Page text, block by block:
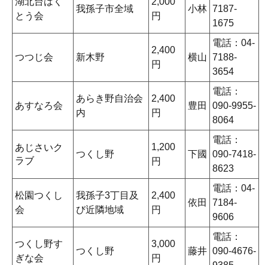
とう会
我孫子市全域
円
小林 7187-
1675
つつじ会 新木野
2,400
円
横山
電話：04-
7188-
3654
あすなろ会
あらき野自治会
内
2,400
円
豊田
電話：
090-9955-
8064
あじさいク
ラブ
つくし野
1,200
円
下國
電話：
090-7418-
8623
松園つくし
会
我孫子3丁目及
び近隣地域
2,400
円
依田
電話：04-
7184-
9606
つくし野す
ぎな会
つくし野
3,000
円
藤井
電話：
090-4676-